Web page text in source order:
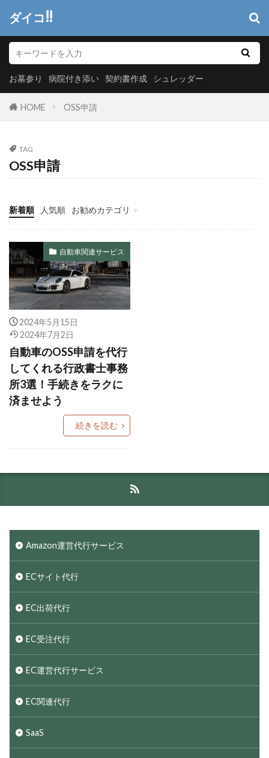
ダイコ!!
お墓参り 病院付き添い 契約書作成 シュレッダー
HOME OSS申請
TAG
OSS申請
新着順 人気順 お勧めカテゴリ
ヘッダーメニュー
システム開発
情報システム
マーケティング
自動車関連サービス
2024年5月15日
2024年7月2日
自動車のOSS申請を代行
してくれる行政書士事務
所3選！手続きをラクに
済ませよう
続きを読む
Amazon運営代行サービス
ECサイト代行
EC出荷代行
EC受注代行
EC運営代行サービス
EC関連代行
SaaS